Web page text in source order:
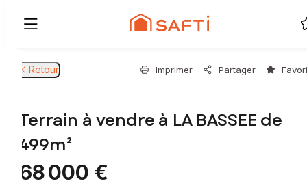
Retour Imprimer Partager
Terrain à vendre à LA BASSEE de
499m²
68 000 €